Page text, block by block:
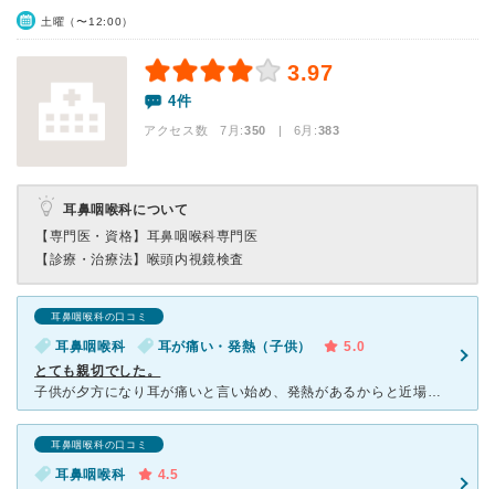
土曜（〜12:00）
3.97
4件
アクセス数 7月:350 | 6月:383
耳鼻咽喉科について
【専門医・資格】 耳鼻咽喉科専門医
【診療・治療法】 喉頭内視鏡検査
耳鼻咽喉科の口コミ
耳鼻咽喉科 耳が痛い・発熱（子供）
5.0
とても親切でした。
子供が夕方になり耳が痛いと言い始め、発熱があるからと近場の耳鼻科は断られたため、こちらを急遽受診させていただきました。 受付の締め切りの時間が迫っていたにも関わらず、受付の方のはじめの電話からと
耳鼻咽喉科の口コミ
耳鼻咽喉科
4.5